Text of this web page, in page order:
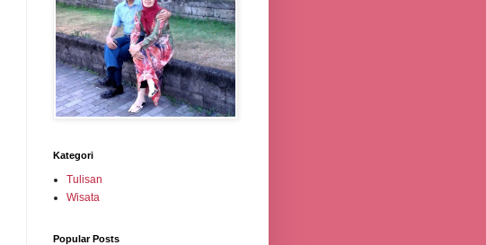
Kategori
Tulisan
Wisata
Popular Posts